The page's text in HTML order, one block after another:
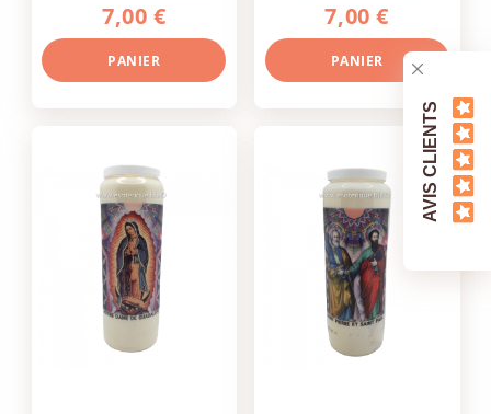
7,00 €
PANIER
7,00 €
PANIER
AVIS CLIENTS